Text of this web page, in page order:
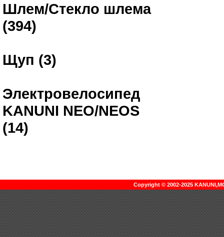
Шлем/Стекло шлема
(394)
Щуп (3)
Электровелосипед
KANUNI NEO/NEOS
(14)
Copyright © 2002-2025